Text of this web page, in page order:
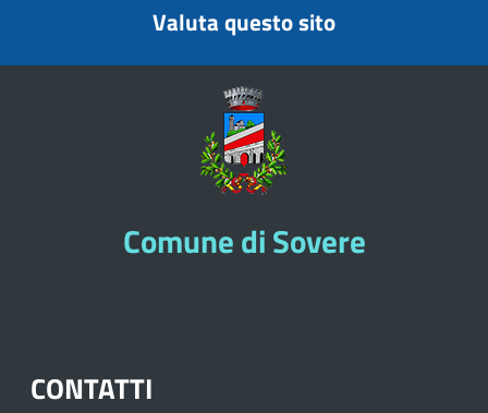
Valuta questo sito
Comune di Sovere
CONTATTI